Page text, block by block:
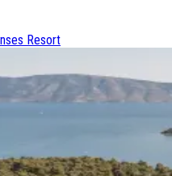
Resort